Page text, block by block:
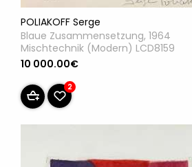
POLIAKOFF Serge
Blaue Zusammensetzung, 1964
Mischtechnik (Modern) LCD8159
10 000.00€
2